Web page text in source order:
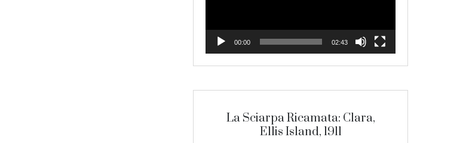
00:00 02:43
La Sciarpa Ricamata: Clara,
Ellis Island, 1911